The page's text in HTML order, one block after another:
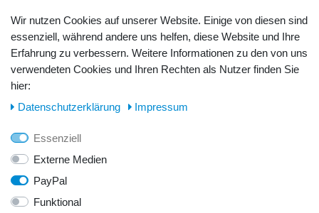
Unsere Lageradresse:
GeBOOTE24 - Martin Rolle & Iris Kleiner GbR
Tel.: 0176 42 28 58 17
E-Mail:
Wir nutzen Cookies auf unserer Website. Einige von diesen sind
essenziell, während andere uns helfen, diese Website und Ihre
Erfahrung zu verbessern. Weitere Informationen zu den von uns
verwendeten Cookies und Ihren Rechten als Nutzer finden Sie
hier:
Daten­schutz­erklärung
Impressum
Essenziell
Externe Medien
PayPal
Funktional